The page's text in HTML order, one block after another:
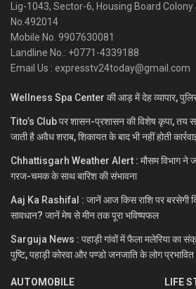
Lig-1043, Sector-6, Housing Board Colony
No.492014
Mobile No. 9907630081
Landline No.: +0771-4339188
Email Us : expresstv24today@gmail.com
Wellness Spa Center की आड़ में देह व्यापार, पुलिस
Tito’s Club पर शासन-प्रशासन की विशेष कृपा, तय
जाती है अवैध शराब, शिकायत के बाद भी नहीं होती
Chhattisgarh Weather Alert : मौसम विभाग ने
गरज-चमक के साथ बारिश की संभावना
Aaj Ka Rashifal : जानें आज किस राशि पर बरसेगी
सावधान? जानें मेष से मीन तक पूरा भविष्यफल
Sarguja News : पहाड़ी गांवों में फैला मलेरिया का
पुष्टि, पहाड़ी कोरवा और पण्डो जनजाति के लोग प्रभावित
AUTOMOBILE
LIFE